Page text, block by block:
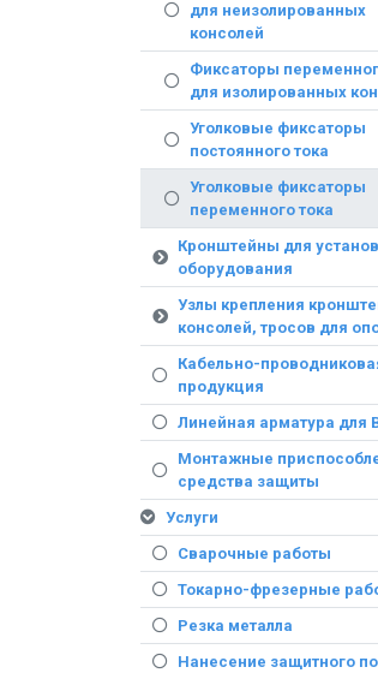
для неизолированных
консолей
Фиксаторы
для изолированных
Уголковые фиксаторы
постоянного тока
Уголковые фиксаторы
переменного тока
Кронштейны для
оборудования
Узлы крепления
консолей, тросов для
Кабельно-
продукция
Линейная арматура для
Монтажные
средства защиты
Услуги
Сварочные работы
Токарно-фрезерные
Резка металла
Нанесение защитного